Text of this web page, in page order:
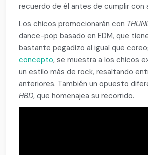
recuerdo de él antes de cumplir con
Los chicos promocionarán con
dance-pop basado en EDM, que
bastante pegadizo al igual que
concepto, se muestra a los chicos
un estilo más de rock, resaltando
anteriores. También un opuesto
HBD, que homenajea su recorrido.